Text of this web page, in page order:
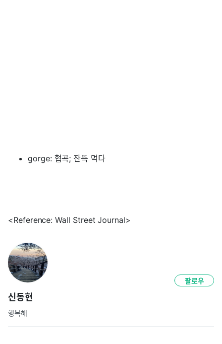
gorge: 협곡; 잔뜩 먹다
<Reference: Wall Street Journal>
신동현
행복해
팔로우